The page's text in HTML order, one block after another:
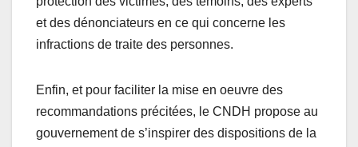
et des dénonciateurs en ce qui concerne les
infractions de traite des personnes.
Enfin, et pour faciliter la mise en oeuvre des
recommandations précitées, le CNDH propose au
gouvernement de s’inspirer des dispositions de la